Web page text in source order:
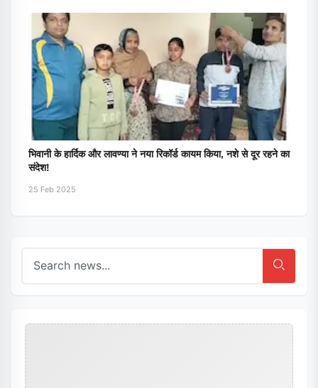
भिवानी के हार्दिक और लावण्या ने नया रिकॉर्ड कायम किया, नशे से दूर रहने का
संदेश!
25 Feb 2025